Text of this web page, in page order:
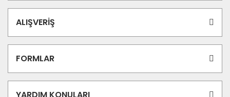
ALIŞVERİŞ
FORMLAR
YARDIM KONULARI